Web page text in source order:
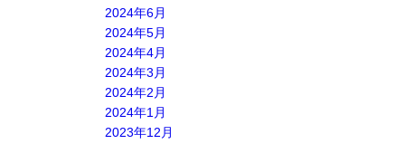
2024年6月
2024年5月
2024年4月
2024年3月
2024年2月
2024年1月
2023年12月